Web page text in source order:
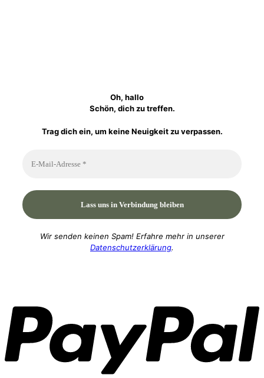
Oh, hallo
Schön, dich zu treffen.
Trag dich ein, um keine Neuigkeit zu verpassen.
Wir senden keinen Spam! Erfahre mehr in unserer
Datenschutzerklärung.